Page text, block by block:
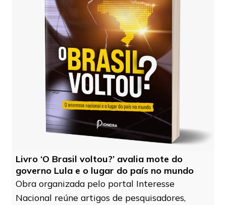
Livro ‘O Brasil voltou?’ avalia mote do
governo Lula e o lugar do país no mundo
Obra organizada pelo portal Interesse
Nacional reúne artigos de pesquisadores,